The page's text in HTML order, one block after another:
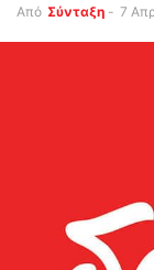
Από Σύνταξη - 7